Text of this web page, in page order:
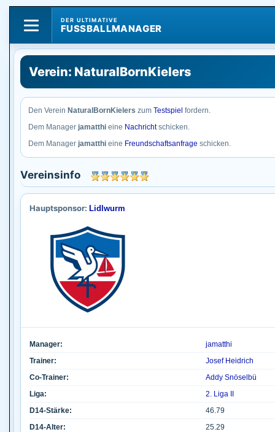
DER ULTIMATIVE
FUSSBALLMANAGER
Verein: NaturalBornKielers
Den Verein NaturalBornKielers zum Testspiel fordern.
Dem Manager jamatthi eine Nachrichtschicken.
Dem Manager jamatthi eine Freundschaftsanfrage schicken.
Vereinsinfo
Hauptsponsor: Lidlwurm
Manager:
jamatthi
Trainer:
Josef Heidrich
Co-Trainer:
Addy Snöselbü
Liga:
2. Liga II
D14-Stärke:
46.79
D14-Alter:
25.29